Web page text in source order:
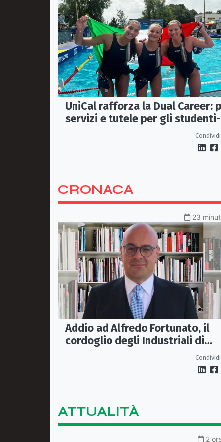
UniCal rafforza la Dual Career:
servizi e tutele per gli studenti-
CRONACA
23
Addio ad Alfredo Fortunato, il
cordoglio degli Industriali di
ATTUALITÀ
2